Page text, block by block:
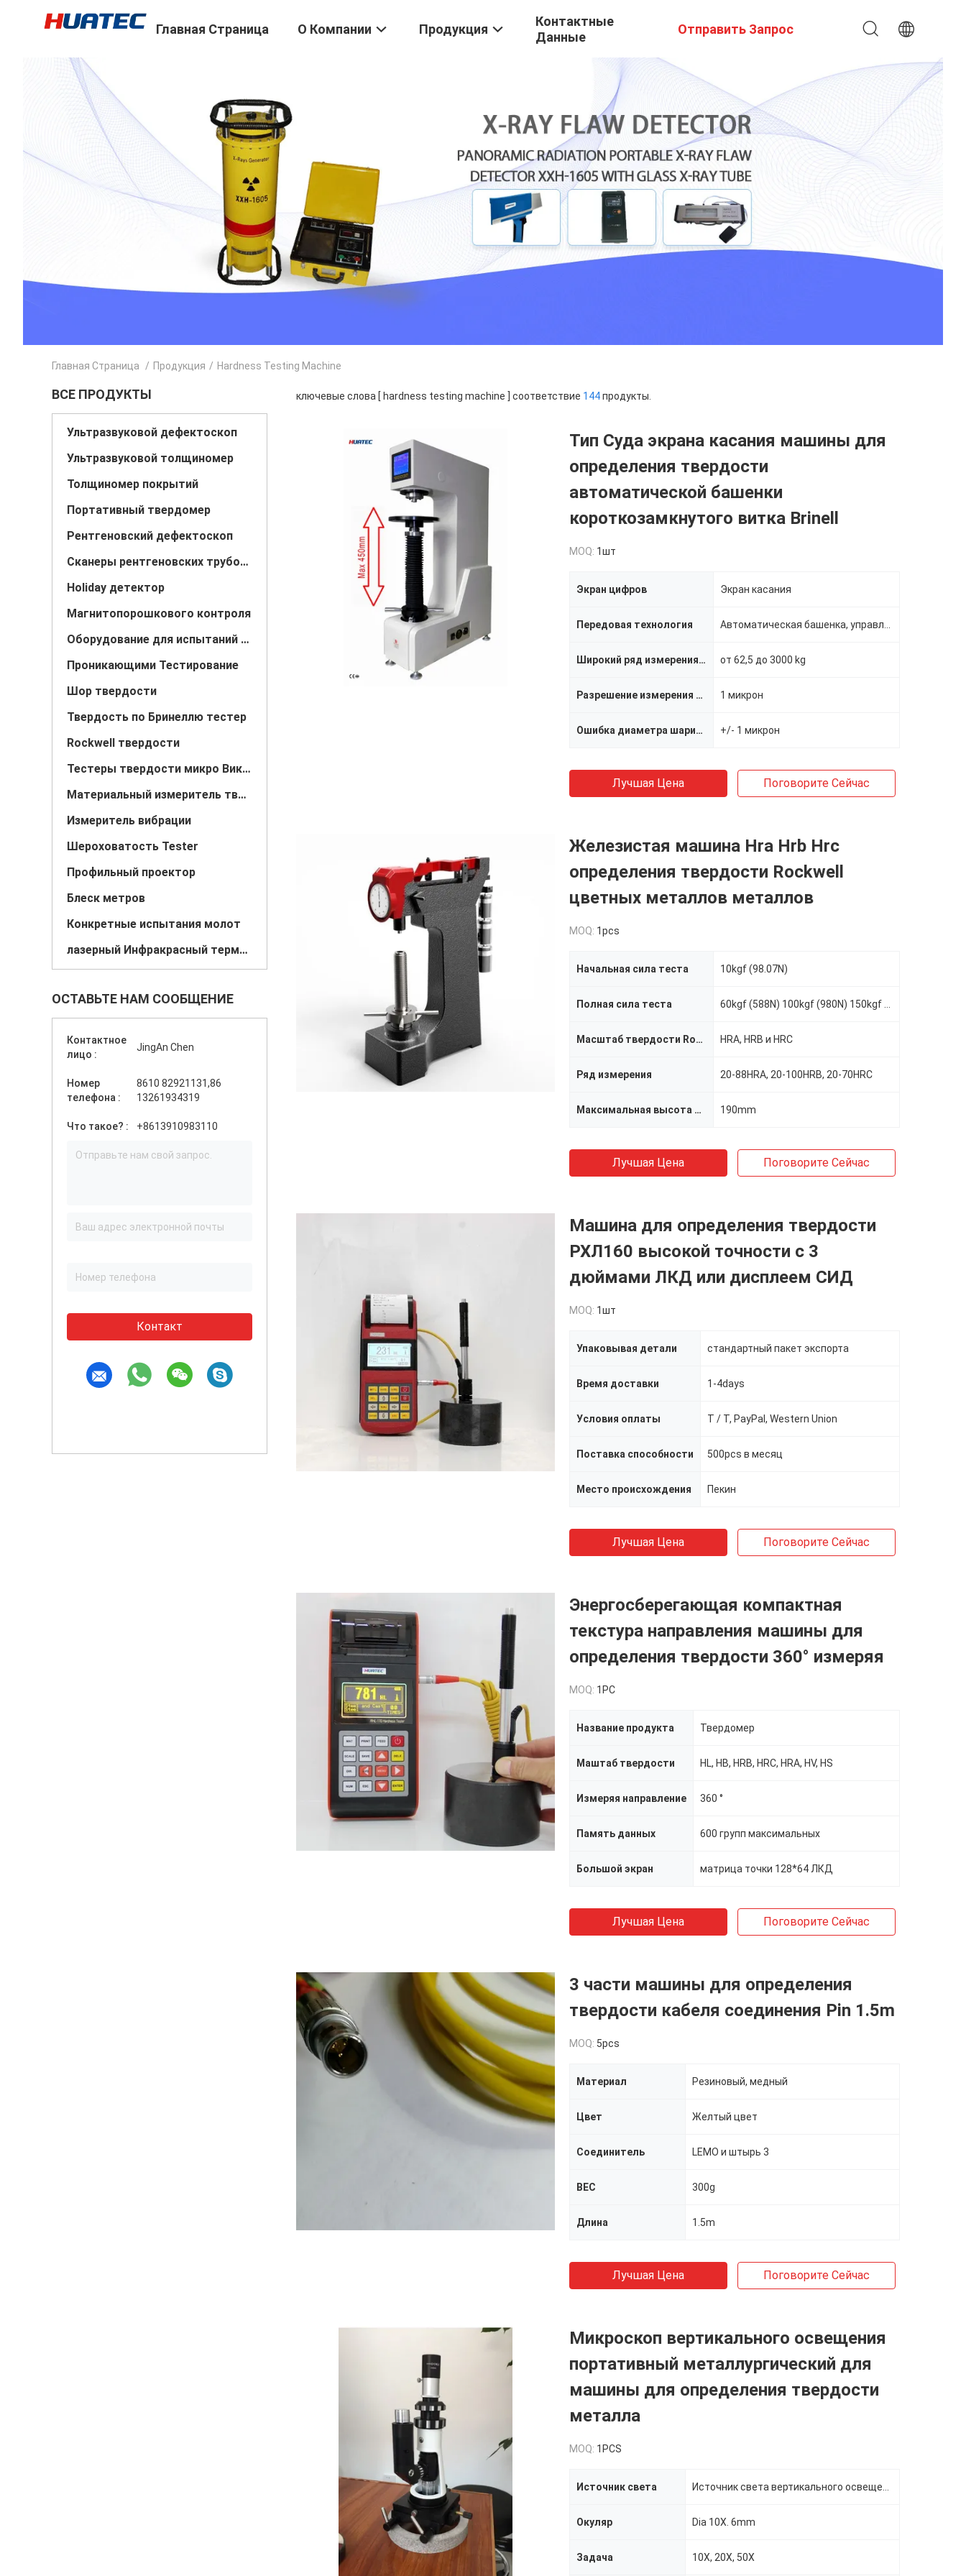
Главная Страница О Компании Продукция
Контактные
Данные
Отправить Запрос
Главная Страница / Продукция / Hardness Testing Machine
ВСЕ ПРОДУКТЫ
Ультразвуковой дефектоскоп
Ультразвуковой толщиномер
Толщиномер покрытий
Портативный твердомер
Рентгеновский дефектоскоп
Сканеры рентгеновских трубопровода
Holiday детектор
Магнитопорошкового контроля
Оборудование для испытаний вихревого тока
Проникающими Тестирование
Шор твердости
Твердость по Бринеллю тестер
Rockwell твердости
Тестеры твердости микро Викерс
Материальный измеритель твердости
Измеритель вибрации
Шероховатость Tester
Профильный проектор
Блеск метров
Конкретные испытания молот
лазерный Инфракрасный термометр
ОСТАВЬТЕ НАМ СООБЩЕНИЕ
Контактное
лицо :
JingAn Chen
Номер
телефона :
8610 82921131,86
13261934319
Что такое? : +8613910983110
Контакт
ключевые слова [ hardness testing machine ] соответствие 144продукты.
Тип Суда экрана касания машины для
определения твердости
автоматической башенки
короткозамкнутого витка Brinell
MOQ: 1шт
Экран цифров Экран касания
Передовая технология
Широкий ряд измерения силы от 62,5 до 3000 kg
Разрешение измерения вмятия 1 микрон
Ошибка диаметра шарика чем +/- 1 микрон
Лучшая Цена Поговорите Сейчас
Железистая машина Hra Hrb Hrc
определения твердости Rockwell
цветных металлов металлов
MOQ: 1pcs
Начальная сила теста 10kgf (98.07N)
Полная сила теста
Масштаб твердости Rockwell HRA, HRB и HRC
Ряд измерения 20-88HRA, 20-100HRB, 20-70HRC
Максимальная высота образца 190mm
Лучшая Цена Поговорите Сейчас
Машина для определения твердости
РХЛ160 высокой точности с 3
дюймами ЛКД или дисплеем СИД
MOQ: 1шт
Упаковывая детали стандартный пакет экспорта
Время доставки 1-4days
Условия оплаты T / T, PayPal, Western Union
Поставка способности 500pcs в месяц
Место происхождения Пекин
Лучшая Цена Поговорите Сейчас
Энергосберегающая компактная
текстура направления машины для
определения твердости 360° измеряя
MOQ: 1PC
Название продукта Твердомер
Маштаб твердости HL, HB, HRB, HRC, HRA, HV, HS
Измеряя направление 360 °
Память данных 600 групп максимальных
Большой экран матрица точки 128*64 ЛКД
Лучшая Цена Поговорите Сейчас
3 части машины для определения
твердости кабеля соединения Pin 1.5m
MOQ: 5pcs
Материал Резиновый, медный
Цвет Желтый цвет
Соединитель LEMO и штырь 3
ВЕС 300g
Длина 1.5m
Лучшая Цена Поговорите Сейчас
Микроскоп вертикального освещения
портативный металлургический для
машины для определения твердости
металла
MOQ: 1PCS
Источник света
Окуляр Dia 10X. 6mm
Задача 10X, 20X, 50X